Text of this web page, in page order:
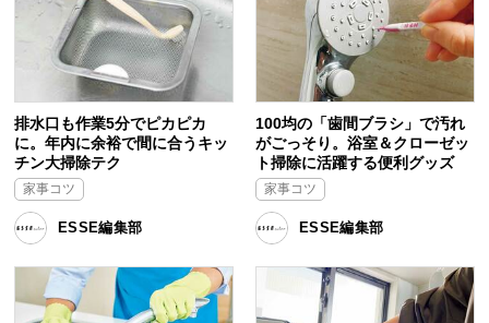
排水口も作業5分でピカピカ
に。年内に余裕で間に合うキッ
チン大掃除テク
家事コツ
ESSE編集部
100均の「歯間ブラシ」で汚れ
がごっそり。浴室＆クローゼッ
ト掃除に活躍する便利グッズ
家事コツ
ESSE編集部